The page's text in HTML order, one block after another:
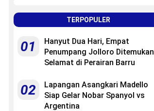
TERPOPULER
01
Hanyut Dua Hari, Empat
Penumpang Jolloro Ditemukan
Selamat di Perairan Barru
02
Lapangan Asangkari Madello
Siap Gelar Nobar Spanyol vs
Argentina